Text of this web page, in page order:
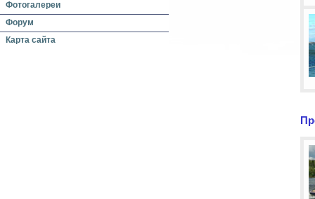
Фотогалереи
Форум
Карта сайта